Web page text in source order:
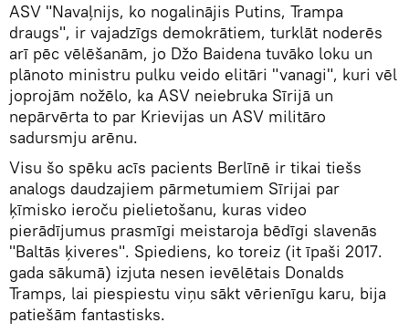
ASV "Navaļnijs, ko nogalinājis Putins, Trampa
draugs", ir vajadzīgs demokrātiem, turklāt noderēs
arī pēc vēlēšanām, jo Džo Baidena tuvāko loku un
plānoto ministru pulku veido elitāri "vanagi", kuri vēl
joprojām nožēlo, ka ASV neiebruka Sīrijā un
nepārvērta to par Krievijas un ASV militāro
sadursmju arēnu.
Visu šo spēku acīs pacients Berlīnē ir tikai tiešs
analogs daudzajiem pārmetumiem Sīrijai par
ķīmisko ieroču pielietošanu, kuras video
pierādījumus prasmīgi meistaroja bēdīgi slavenās
"Baltās ķiveres". Spiediens, ko toreiz (it īpaši 2017.
gada sākumā) izjuta nesen ievēlētais Donalds
Tramps, lai piespiestu viņu sākt vērienīgu karu, bija
patiešām fantastisks.